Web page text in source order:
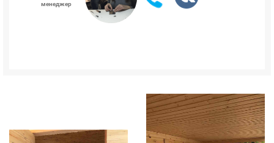
менеджер